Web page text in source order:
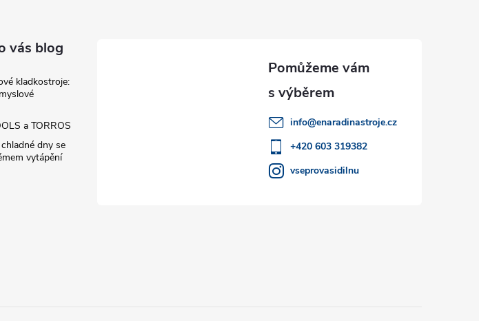
vás blog
kladkostroje:
a TORROS
dny se
vytápění
info@enaradinastroje.cz
+420 603 319382
vseprovasidilnu